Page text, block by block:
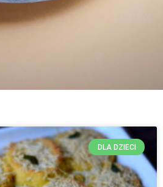
DLA DZIECI